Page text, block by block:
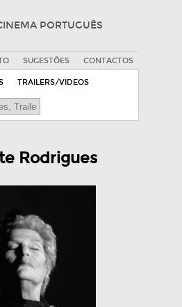
PORTUGUÊS
SUGESTÕES CONTACTOS
TRAILERS/VIDEOS
Rodrigues